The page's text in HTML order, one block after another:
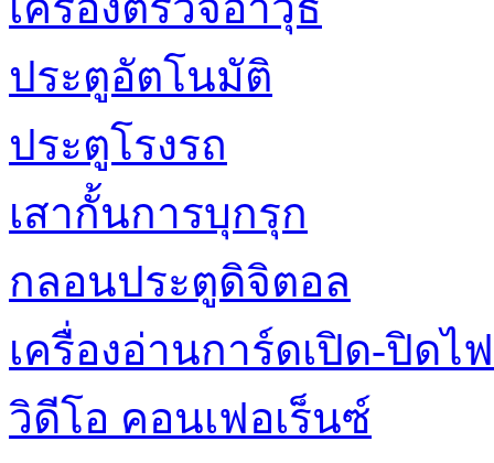
ประตูอัตโนมัติ
ประตูโรงรถ
เสากั้นการบุกรุก
กลอนประตูดิจิตอล
เครื่องอ่านการ์ดเปิด-ปิดไฟ
วิดีโอ คอนเฟอเร็นซ์